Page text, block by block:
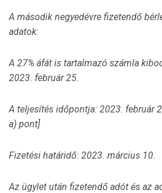
A második negyedévre fizetendő
adatok:
A 27% áfát is tartalmazó számla
2023. február 25.
A teljesítés időpontja: 2023. február
a) pont]
Fizetési határidő: 2023. március 10.
Az ügylet után fizetendő adót és az